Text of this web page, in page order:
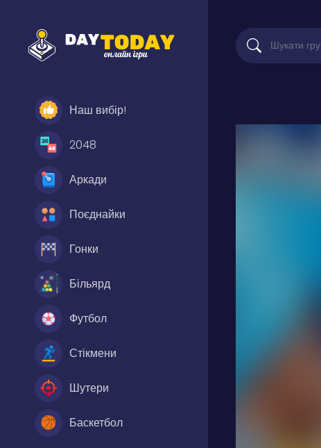
Наш вибір!
2048
Аркади
Поєднайки
Гонки
Більярд
Футбол
Стікмени
Шутери
Баскетбол